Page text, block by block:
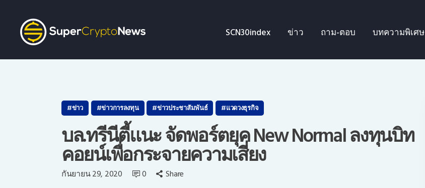
SCN30index ข่าว ถาม-ตอบ บทความพิเศษ
ข่าว
บทความพิเศษ
ความรู้เบื้องต้น
วีดีโอ
ข่าว ข่าวการลงทุน ข่าวประชาสัมพันธ์ แวดวงธุรกิจ
บล.ทรีนีตี้แนะ จัดพอร์ตยุค New Normal ลงทุนบิท
คอยน์เพื่อกระจายความเสี่ยง
กันยายน 29, 2020 0 Share